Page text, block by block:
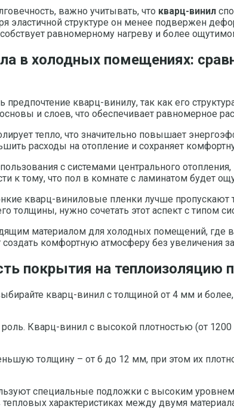
важно учитывать, что кварц-винил
эластичной структуре он менее подвержен
равномерному нагреву и более
в холодных помещениях:
предпочтение кварц-винилу, так как его
и слоев, что обеспечивает равномерное
тепло, что значительно повышает
расходы на отопление и сохраняет
с системами центрального
к тому, что пол в комнате с ламинатом будет
кварц-виниловые пленки лучше пропускают
толщины, нужно сочетать этот аспект с типом
материалом для холодных помещений, где
комфортную атмосферу без увеличения
покрытия на теплоизоляцию
кварц-винил с толщиной от 4 мм и
Кварц-винил с высокой плотностью (от
толщину – от 6 до 12 мм, при этом их
специальные подложки с высоким
тепловых характеристиках между двумя